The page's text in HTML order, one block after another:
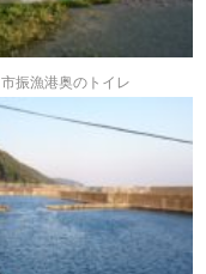
市振漁港奥のトイレ